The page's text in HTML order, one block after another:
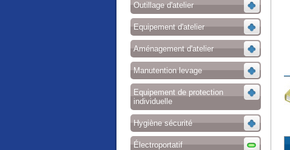
Outillage d'atelier
Equipement d'atelier
Aménagement d'atelier
Manutention levage
Equipement de protection
individuelle
Hygiène sécurité
Électroportatif